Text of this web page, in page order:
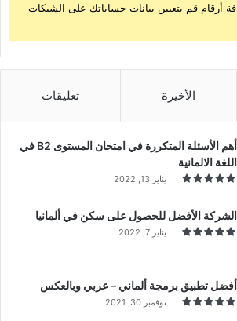
أرقام قم بتعيين بيانات حساباتك على الشبكات
الأخيرة تعليقات
أهم الأسئلة المتكررة في امتحان المستوى B2 في
اللغة الالمانية
يناير 13, 2022
الشركة الأفضل للحصول على سكن في ألمانيا
يناير 7, 2022
أفضل تطبيق برمجة ألماني – عربي وبالعكس
نوفمبر 30, 2021